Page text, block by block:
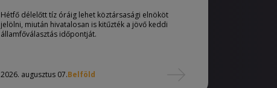
Hétfő délelőtt tíz óráig lehet köztársasági elnököt
jelölni, miután hivatalosan is kitűzték a jövő keddi
államfőválasztás időpontját.
2026. augusztus 07.Belföld